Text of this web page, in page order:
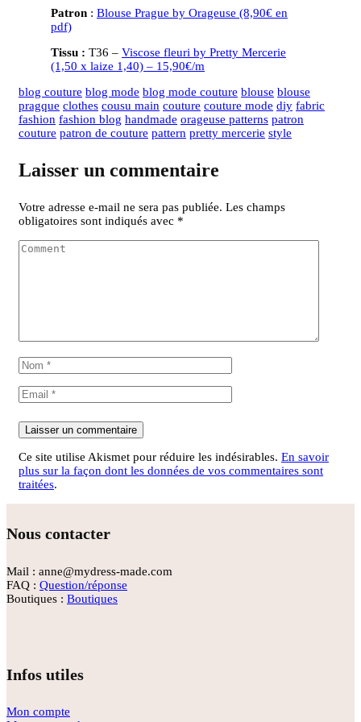
Patron : Blouse Prague by Orageuse (8,90€ en
pdf)
Tissu : T36 – Viscose fleuri by Pretty Mercerie
(1,50 x laize 1,40) – 15,90€/m
blog couture blog mode blog mode couture blouse blouse
pragque clothes cousu main couture couture mode diy fabric
fashion fashion blog handmade orageuse patterns patron
couture patron de couture pattern pretty mercerie style
Laisser un commentaire
Votre adresse e-mail ne sera pas publiée. Les champs
obligatoires sont indiqués avec *
Ce site utilise Akismet pour réduire les indésirables. En savoir
plus sur la façon dont les données de vos commentaires sont
traitées.
Nous contacter
Mail : anne@mydress-made.com
FAQ : Question/réponse
Boutiques : Boutiques
Infos utiles
Mon compte